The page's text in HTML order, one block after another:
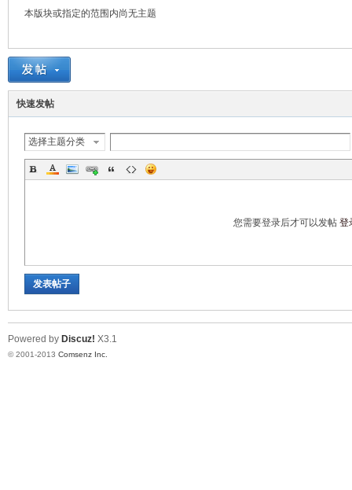
鸣
本版块或指定的范围内尚无主题
快速发帖
选择主题分类
您需要登录后才可以发帖 登
发表帖子
Powered by Discuz! X3.1
© 2001-2013 Comsenz Inc.